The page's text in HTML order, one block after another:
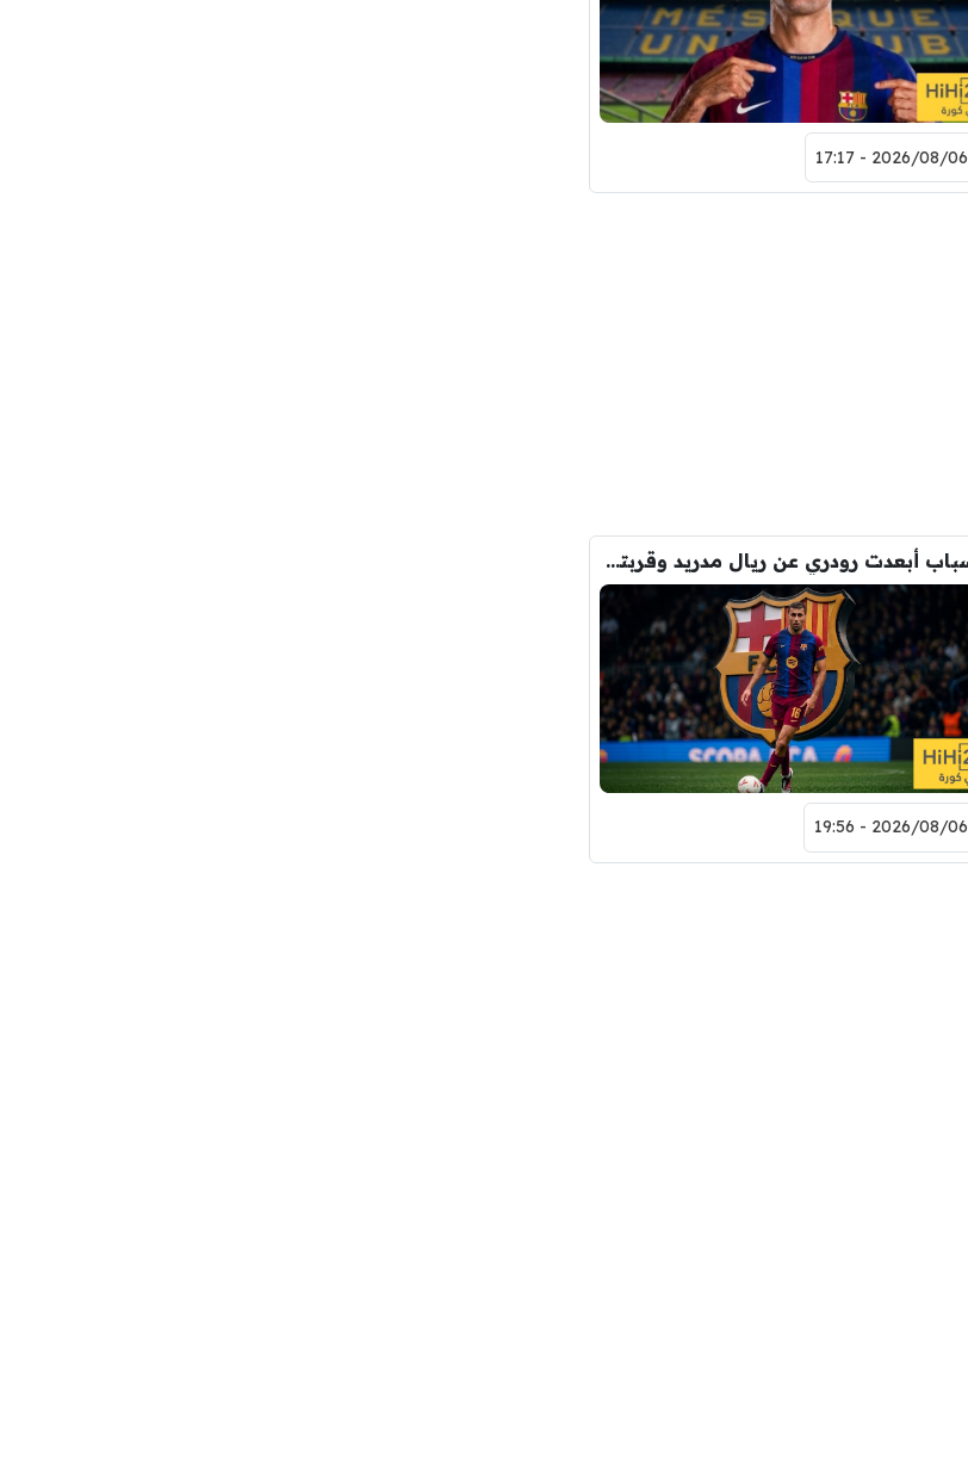
2026/08/06 - 17:17
4 أسباب أبعدت رودري عن ريال مدريد وقربته من برشلونة
2026/08/06 - 19:56